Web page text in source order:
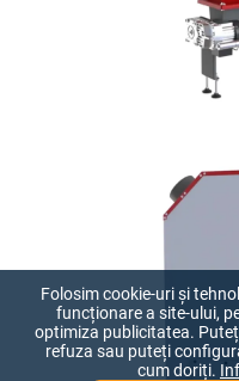
Folosim cookie-uri și
funcționare a site-ului,
optimiza publicitatea.
refuza sau puteți
cum doriți.